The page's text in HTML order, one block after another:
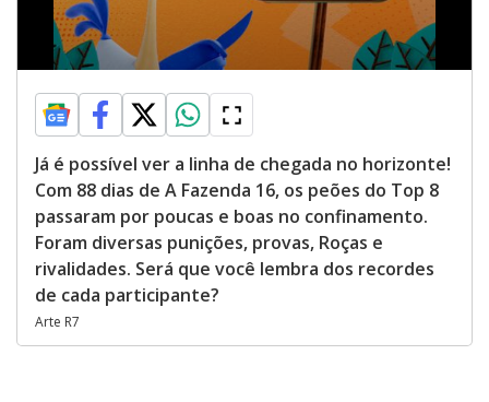
Já é possível ver a linha de chegada no horizonte!
Com 88 dias de A Fazenda 16, os peões do Top 8
passaram por poucas e boas no confinamento.
Foram diversas punições, provas, Roças e
rivalidades. Será que você lembra dos recordes
de cada participante?
Arte R7